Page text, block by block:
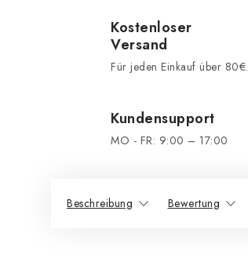
Kostenloser
Versand
Für jeden Einkauf über 80€.
Kundensupport
MO - FR: 9:00 – 17:00
Beschreibung Bewertung